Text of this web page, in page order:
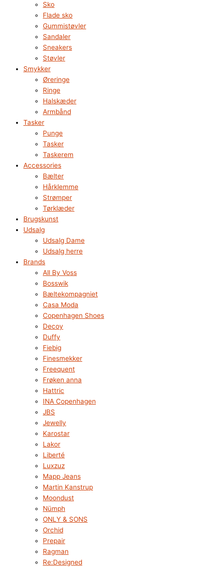
Sko
Flade sko
Gummistøvler
Sandaler
Sneakers
Støvler
Smykker
Øreringe
Ringe
Halskæder
Armbånd
Tasker
Punge
Tasker
Taskerem
Accessories
Bælter
Hårklemme
Strømper
Tørklæder
Brugskunst
Udsalg
Udsalg Dame
Udsalg herre
Brands
All By Voss
Bosswik
Bæltekompagniet
Casa Moda
Copenhagen Shoes
Decoy
Duffy
Fiebig
Finesmekker
Freequent
Frøken anna
Hattric
INA Copenhagen
JBS
Jewelly
Karostar
Lakor
Liberté
Luxzuz
Mapp Jeans
Martin Kanstrup
Moondust
Nümph
ONLY & SONS
Orchid
Prepair
Ragman
Re:Designed